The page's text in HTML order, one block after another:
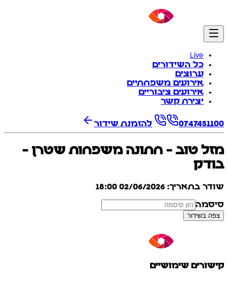
Live
כל השידורים
ערוצים
אירועים משפחתיים
אירועים ציבוריים
יצירת קשר
0747451100 להזמנת שידור
מזל טוב - חתונה משפחות שטרן -
בודק
שודר בתאריך: 02/06/2026 18:00
סיסמה
צפה בשידור
קישורים שימושיים